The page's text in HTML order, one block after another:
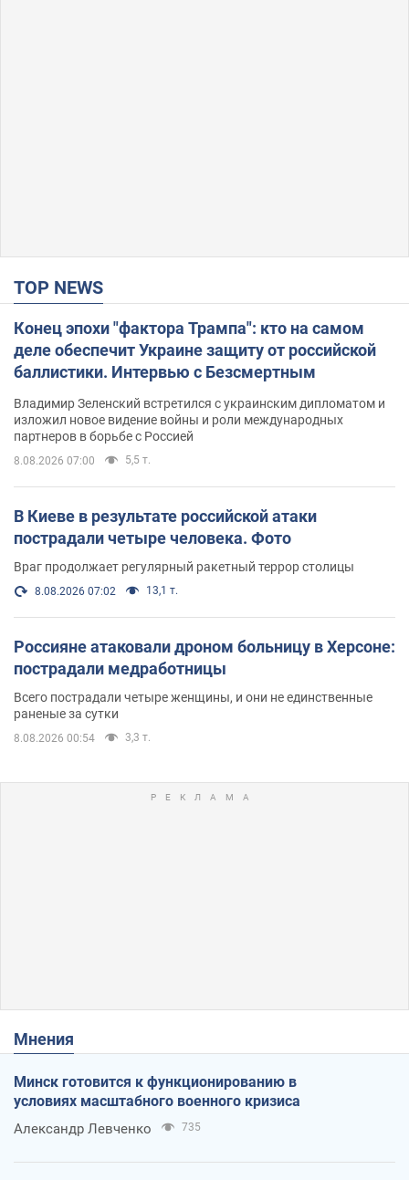
TOP NEWS
Конец эпохи "фактора Трампа": кто на самом
деле обеспечит Украине защиту от российской
баллистики. Интервью с Безсмертным
Владимир Зеленский встретился с украинским дипломатом и
изложил новое видение войны и роли международных
партнеров в борьбе с Россией
8.08.2026 07:00 5,5 т.
В Киеве в результате российской атаки
пострадали четыре человека. Фото
Враг продолжает регулярный ракетный террор столицы
8.08.2026 07:02 13,1 т.
Россияне атаковали дроном больницу в Херсоне:
пострадали медработницы
Всего пострадали четыре женщины, и они не единственные
раненые за сутки
8.08.2026 00:54 3,3 т.
Мнения
Минск готовится к функционированию в
условиях масштабного военного кризиса
Александр Левченко 735